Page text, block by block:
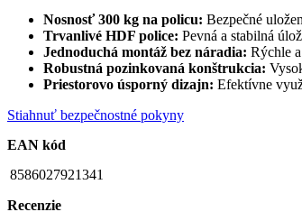
Nosnosť 300 kg na policu: Bezpečné
Trvanlivé HDF police: Pevná a stabilná
Jednoduchá montáž bez náradia: Rýchle
Robustná pozinkovaná konštrukcia:
Priestorovo úsporný dizajn: Efektívne
Stiahnuť bezpečnostné pokyny
EAN kód
8586027921341
Recenzie